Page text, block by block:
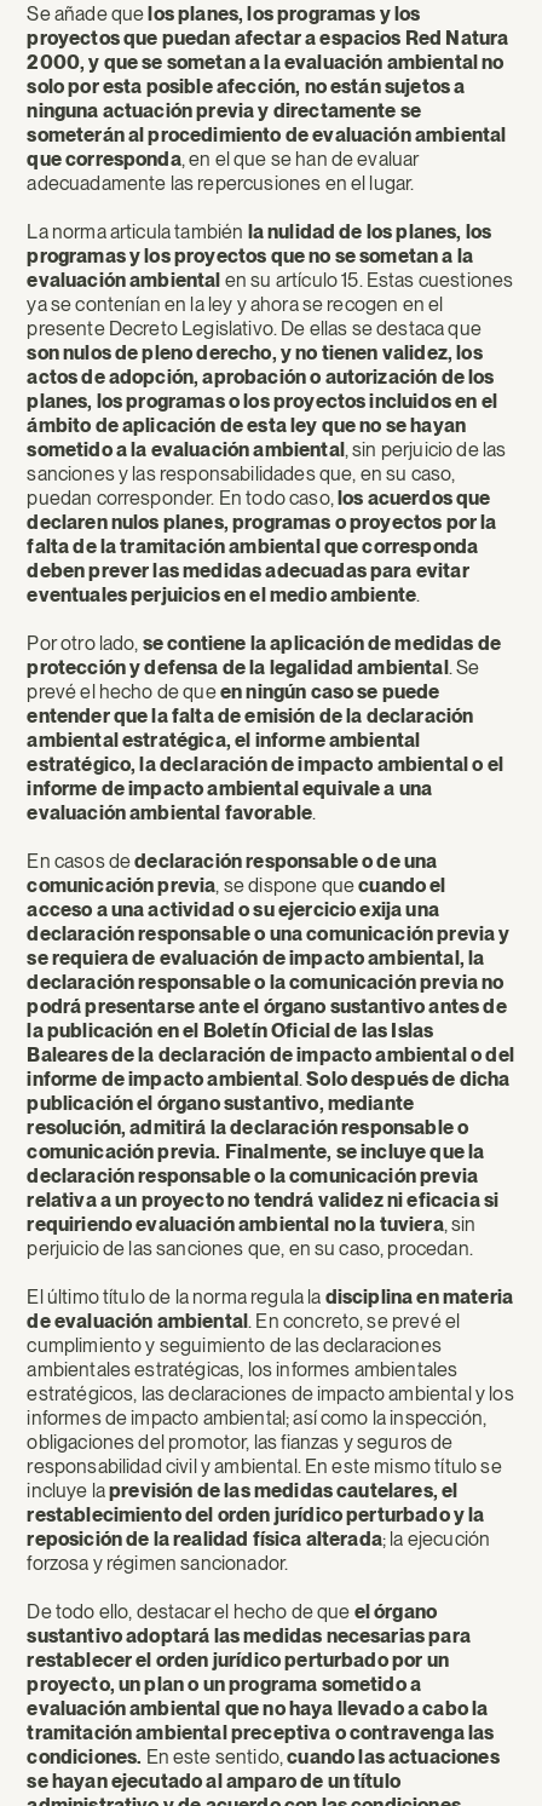
Se añade quelos planes, los programas y los
proyectos que puedan afectar a espacios Red Natura
2000, y que se sometan a la evaluación ambiental no
solo por esta posible afección, no están sujetos a
ninguna actuación previa y directamente se
someterán al procedimiento de evaluación ambiental
que corresponda, en el que se han de evaluar
adecuadamente las repercusiones en el lugar.
La norma articula también la nulidad de los planes, los
programas y los proyectos que no se sometan a la
evaluación ambiental en su artículo 15. Estas cuestiones
ya se contenían en la ley y ahora se recogen en el
presente Decreto Legislativo. De ellas se destaca que
son nulos de pleno derecho, y no tienen validez, los
actos de adopción, aprobación o autorización de los
planes, los programas o los proyectos incluidos en el
ámbito de aplicación de esta ley que no se hayan
sometido a la evaluación ambiental, sin perjuicio de las
sanciones y las responsabilidades que, en su caso,
puedan corresponder. En todo caso,los acuerdos que
declaren nulos planes, programas o proyectos por la
falta de la tramitación ambiental que corresponda
deben prever las medidas adecuadas para evitar
eventuales perjuicios en el medio ambiente.
Por otro lado, se contiene la aplicación de medidas de
protección y defensa de la legalidad ambiental. Se
prevé el hecho de queen ningún caso se puede
entender que la falta de emisión de la declaración
ambiental estratégica, el informe ambiental
estratégico, la declaración de impacto ambiental o el
informe de impacto ambiental equivale a una
evaluación ambiental favorable.
En casos dedeclaración responsable o de una
comunicación previa, se dispone quecuando el
acceso a una actividad o su ejercicio exija una
declaración responsable o una comunicación previa y
se requiera de evaluación de impacto ambiental, la
declaración responsable o la comunicación previa no
podrá presentarse ante el órgano sustantivo antes de
la publicación en el Boletín Oficial de las Islas
Baleares de la declaración de impacto ambiental o del
informe de impacto ambiental.Solo después de dicha
publicación el órgano sustantivo, mediante
resolución, admitirá la declaración responsable o
comunicación previa. Finalmente, se incluye que la
declaración responsable o la comunicación previa
relativa a un proyecto no tendrá validez ni eficacia si
requiriendo evaluación ambiental no la tuviera, sin
perjuicio de las sanciones que, en su caso, procedan.
El último título de la norma regula la disciplina en materia
de evaluación ambiental. En concreto, se prevé el
cumplimiento y seguimiento de las declaraciones
ambientales estratégicas, los informes ambientales
estratégicos, las declaraciones de impacto ambiental y los
informes de impacto ambiental; así como la inspección,
obligaciones del promotor, las fianzas y seguros de
responsabilidad civil y ambiental. En este mismo título se
incluye laprevisión de las medidas cautelares, el
restablecimiento del orden jurídico perturbado y la
reposición de la realidad física alterada; la ejecución
forzosa y régimen sancionador.
De todo ello, destacar el hecho de que el órgano
sustantivo adoptará las medidas necesarias para
restablecer el orden jurídico perturbado por un
proyecto, un plan o un programa sometido a
evaluación ambiental que no haya llevado a cabo la
tramitación ambiental preceptiva o contravenga las
condiciones. En este sentido,cuando las actuaciones
se hayan ejecutado al amparo de un título